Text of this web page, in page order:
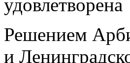
удовлетворена
Решением
и